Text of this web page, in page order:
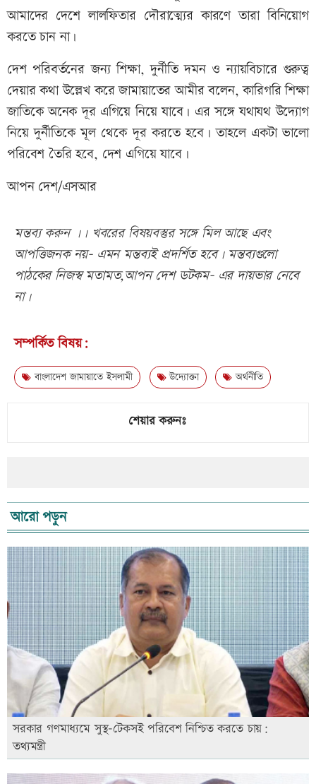
আমাদের দেশে লালফিতার দৌরাত্ম্যের কারণে তারা বিনিয়োগ
করতে চান না।
দেশ পরিবর্তনের জন্য শিক্ষা, দুর্নীতি দমন ও ন্যায়বিচারে গুরুত্ব
দেয়ার কথা উল্লেখ করে জামায়াতের আমীর বলেন, কারিগরি শিক্ষা
জাতিকে অনেক দূর এগিয়ে নিয়ে যাবে। এর সঙ্গে যথাযথ উদ্যোগ
নিয়ে দুর্নীতিকে মূল থেকে দূর করতে হবে। তাহলে একটা ভালো
পরিবেশ তৈরি হবে, দেশ এগিয়ে যাবে।
আপন দেশ/এসআর
মন্তব্য করুন ।। খবরের বিষয়বস্তুর সঙ্গে মিল আছে এবং
আপত্তিজনক নয়- এমন মন্তব্যই প্রদর্শিত হবে। মন্তব্যগুলো
পাঠকের নিজস্ব মতামত,আপন দেশ ডটকম- এর দায়ভার নেবে
না।
সম্পর্কিত বিষয়:
বাংলাদেশ জামায়াতে ইসলামী উদ্যোক্তা অর্থনীতি
শেয়ার করুনঃ
আরো পড়ুন
সরকার গণমাধ্যমে সুস্থ-টেকসই পরিবেশ নিশ্চিত করতে চায়:
তথ্যমন্ত্রী